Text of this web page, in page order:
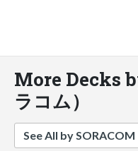
More Decks
ラコム）
See All by SORACOM